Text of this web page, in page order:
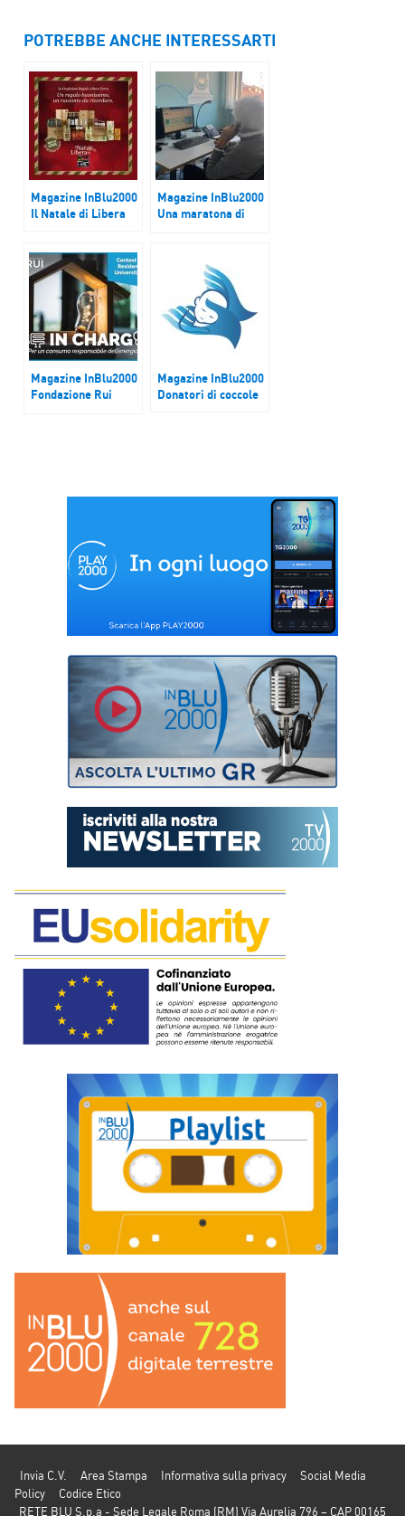
POTREBBE ANCHE INTERESSARTI
Magazine InBlu2000
Il Natale di Libera
Magazine InBlu2000
Una maratona di
Magazine InBlu2000
Fondazione Rui
Magazine InBlu2000
Donatori di coccole
Invia C.V. Area Stampa Informativa sulla privacy
Social Media
Policy
Codice Etico
RETE BLU S.p.a - Sede Legale Roma (RM) Via Aurelia 796 – CAP 00165